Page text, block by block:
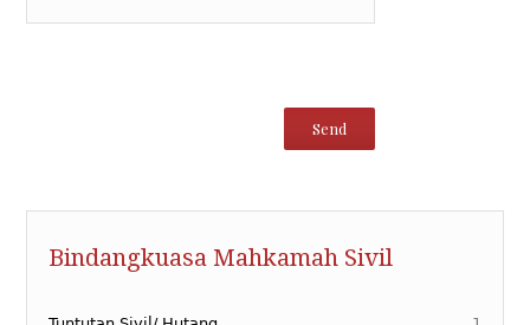
Bindangkuasa Mahkamah Sivil